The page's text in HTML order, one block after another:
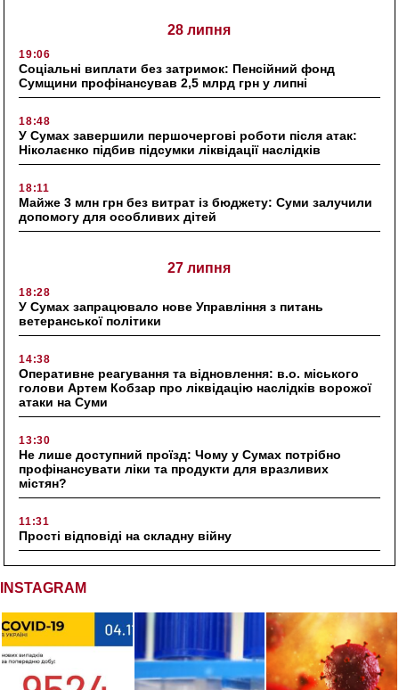
28 липня
19:06
Соціальні виплати без затримок: Пенсійний фонд
Сумщини профінансував 2,5 млрд грн у липні
18:48
У Сумах завершили першочергові роботи після атак:
Ніколаєнко підбив підсумки ліквідації наслідків
18:11
Майже 3 млн грн без витрат із бюджету: Суми залучили
допомогу для особливих дітей
27 липня
18:28
У Сумах запрацювало нове Управління з питань
ветеранської політики
14:38
Оперативне реагування та відновлення: в.о. міського
голови Артем Кобзар про ліквідацію наслідків ворожої
атаки на Суми
13:30
Не лише доступний проїзд: Чому у Сумах потрібно
профінансувати ліки та продукти для вразливих
містян?
11:31
Прості відповіді на складну війну
INSTAGRAM